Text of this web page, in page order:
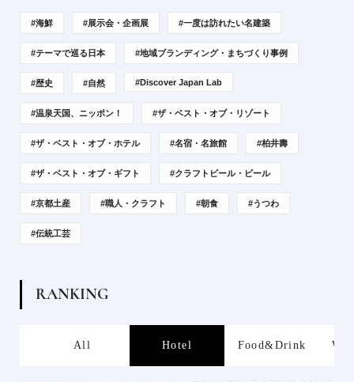
#海鮮 #展示会・企画展 #一度は訪れたい名建築
#テーマで巡る日本 #地域ブランディング・まちづくり事例
#歴史 #自然 #Discover Japan Lab
#温泉天国、ニッポン！ #ザ・ベスト・オブ・リゾート
#ザ・ベスト・オブ・ホテル #名宿・名旅館 #柏井壽
#ザ・ベスト・オブ・ギフト #クラフトビール・ビール
#京都土産 #職人・クラフト #朝食 #うつわ
#伝統工芸
RANKING
All Hotel Food&Drink